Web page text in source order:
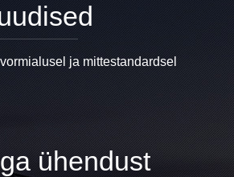
ja mittestandardsel
ühendust